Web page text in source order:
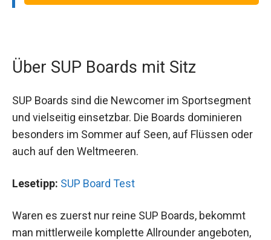
Über SUP Boards mit Sitz
SUP Boards sind die Newcomer im Sportsegment
und vielseitig einsetzbar. Die Boards dominieren
besonders im Sommer auf Seen, auf Flüssen oder
auch auf den Weltmeeren.
Lesetipp: SUP Board Test
Waren es zuerst nur reine SUP Boards, bekommt
man mittlerweile komplette Allrounder angeboten,